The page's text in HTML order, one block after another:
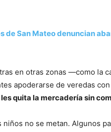
de San Mateo denuncian
en otras zonas —como la
apoderarse de veredas
quita la mercadería sin
no se metan. Algunos